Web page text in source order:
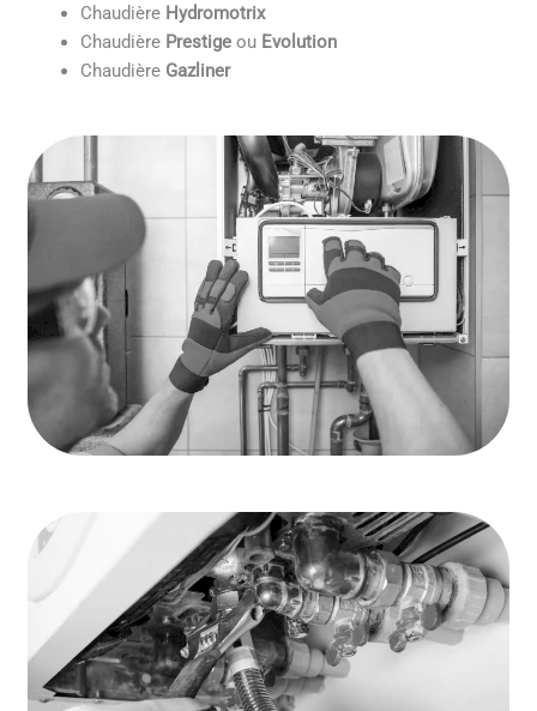
Chaudière Hydromotrix
Chaudière Prestige ou Evolution
Chaudière Gazliner